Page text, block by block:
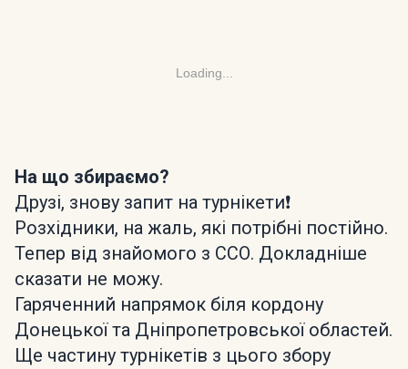
Loading...
На що збираємо?
Друзі, знову запит на турнікети❗️
Розхідники, на жаль, які потрібні постійно.
Тепер від знайомого з ССО. Докладніше
сказати не можу.
Гаряченний напрямок біля кордону
Донецької та Дніпропетровської областей.
Ще частину турнікетів з цього збору